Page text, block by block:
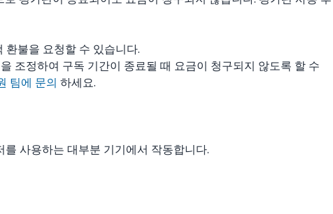
불을 요청할 수 있습니다.
조정하여 구독 기간이 종료될 때 요금이 청구되지 않도록 할 수
팀에 문의 하세요.
사용하는 대부분 기기에서 작동합니다.